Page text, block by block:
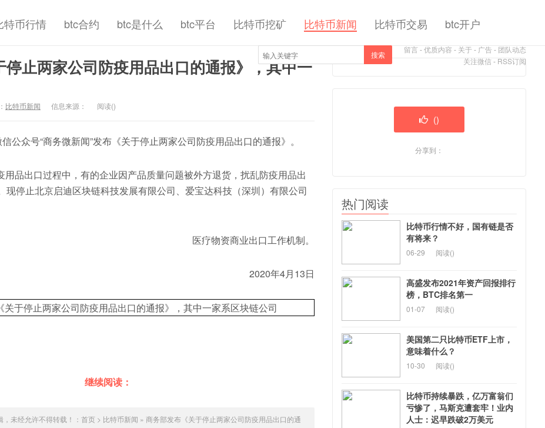
特币行情 btc合约 btc是什么 btc平台 比特币挖矿 比特币新闻 比特币交易 btc开户
留言-优质内容 - 关于- 广告- 团队动态
关注微信- RSS订阅
搜索
止两家公司防疫用品出口的通报》，其中一
比特币新闻 信息来源： 阅读()
众号“商务微新闻”发布《关于停止两家公司防疫用品出口的通报》。
品出口过程中，有的企业因产品质量问题被外方退货，扰乱防疫用品出
现停止北京启迪区块链科技发展有限公司、爱宝达科技（深圳）有限公司
医疗物资商业出口工作机制。
2020年4月13日
继续阅读：
未经允许不得转载！： 首页 > 比特币新闻 » 商务部发布《关于停止两家公司防疫用品出口的通
()
分享到：
热门阅读
比特币行情不好，国有链是否
有将来？
06-29 阅读()
高盛发布2021年资产回报排行
榜，BTC排名第一
01-07 阅读()
美国第二只比特币ETF上市，
意味着什么？
10-30 阅读()
比特币持续暴跌，亿万富翁们
亏惨了，马斯克遭套牢！业内
人士：迟早跌破2万美元